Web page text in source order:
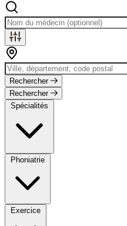
Rechercher
Rechercher
Spécialités
Phoniatrie
Exercice